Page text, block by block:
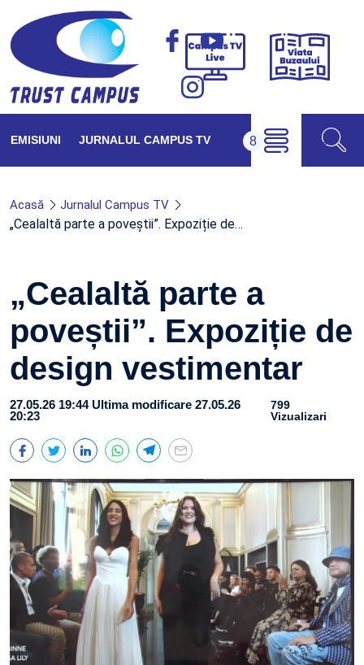
Campus
Viața
EMISIUNI JURNALUL CAMPUS TV
Acasă Jurnalul Campus TV
„Cealaltă parte a poveștii”. Expoziție de…
„Cealaltă parte a
poveștii”. Expoziție de
design vestimentar
27.05.26 19:44 Ultima modificare 27.05.26
20:23
799
Vizualizari